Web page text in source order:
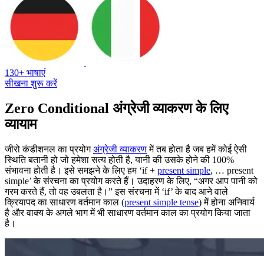
130+ भाषाएं
सीखना शुरू करें
Zero Conditional अंग्रेजी व्याकरण के लिए
व्यायाम
जीरो कंडीशनल का प्रयोगअंग्रेजी व्याकरणमें तब होता है जब हमें कोई ऐसी
स्थिति बतानी हो जो हमेशा सत्य होती है, यानी की उसके होने की 100%
संभावना होती है। इसे समझने के लिए हम ‘if + present simple, … present
simple’ के संरचना का प्रयोग करते हैं। उदाहरण के लिए, “अगर आप पानी को
गरम करते हैं, तो वह उबलता है।” इस संरचना में ‘if’ के बाद आने वाले
क्रियापद का साधारण वर्तमान काल (present simple tense) में होना अनिवार्य
है और वाक्य के अगले भाग में भी साधारण वर्तमान काल का प्रयोग किया जाता
है।